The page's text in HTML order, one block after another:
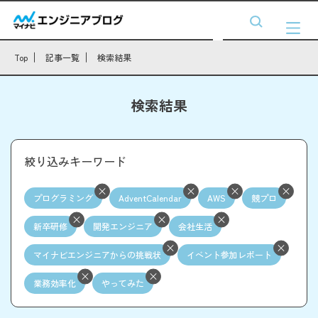
Top 記事一覧 検索結果
検索結果
絞り込みキーワード
プログラミング AdventCalendar AWS 競プロ
新卒研修 開発エンジニア 会社生活
マイナビエンジニアからの挑戦状 イベント参加レポート
業務効率化 やってみた